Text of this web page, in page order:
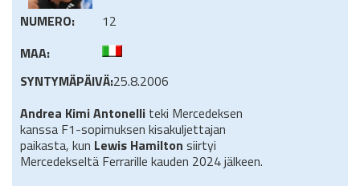
NUMERO:
12
MAA:
SYNTYMÄPÄIVÄ:25.8.2006
Andrea Kimi Antonelli teki Mercedeksen
kanssa F1-sopimuksen kisakuljettajan
paikasta, kun Lewis Hamilton siirtyi
Mercedekseltä Ferrarille kauden 2024 jälkeen.